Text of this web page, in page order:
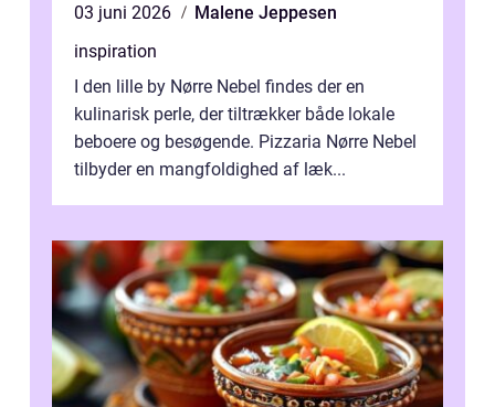
03 juni 2026
Malene Jeppesen
inspiration
I den lille by Nørre Nebel findes der en
kulinarisk perle, der tiltrækker både lokale
beboere og besøgende. Pizzaria Nørre Nebel
tilbyder en mangfoldighed af læk...